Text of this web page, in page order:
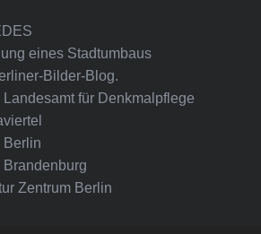
eines Stadtumbaus
Bilder-Blog.
für Denkmalpflege
Berlin
Zentrum Berlin